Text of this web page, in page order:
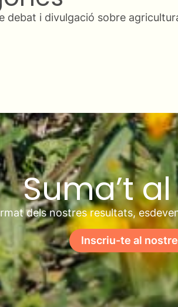
Suma’t
dels nostres resultats,
Inscriu-te al